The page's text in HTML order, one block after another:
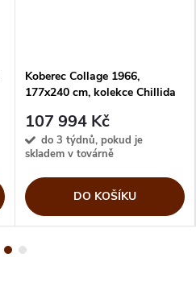
Koberec Collage 1966,
177x240 cm, kolekce Chillida
107 994 Kč
do 3 týdnů, pokud je
skladem v továrně
DO KOŠÍKU